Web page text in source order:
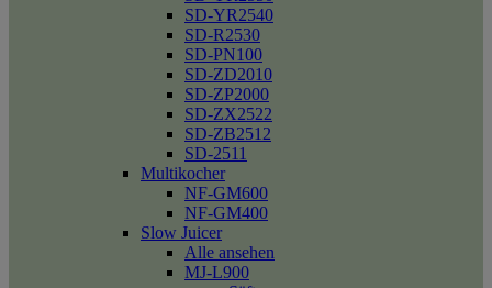
SD-YR2540
SD-R2530
SD-PN100
SD-ZD2010
SD-ZP2000
SD-ZX2522
SD-ZB2512
SD-2511
Multikocher
NF-GM600
NF-GM400
Slow Juicer
Alle ansehen
MJ-L900